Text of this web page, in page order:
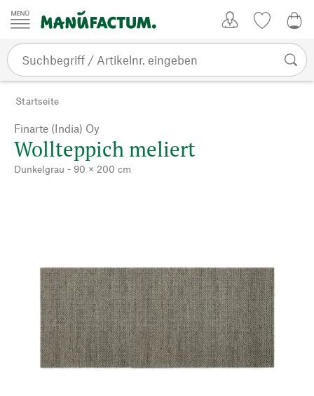
Zum Inhalt springen
Startseite
Finarte (India) Oy
Wollteppich meliert
Dunkelgrau - 90 × 200 cm